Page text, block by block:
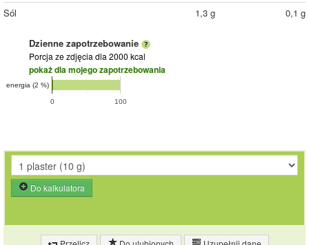
Sól
1,3 g 0,1 g
Dzienne zapotrzebowanie
Porcja ze zdjęcia dla 2000 kcal
pokaż dla mojego zapotrzebowania
0 100
energia (2 %)
Do kalkulatora